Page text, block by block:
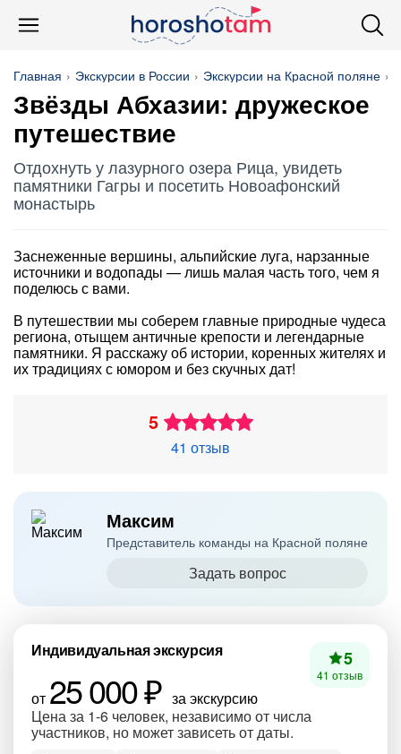
Главная Экскурсии в России Экскурсии на Красной поляне
Звёзды Абхазии: дружеское
путешествие
Отдохнуть у лазурного озера Рица, увидеть
памятники Гагры и посетить Новоафонский
монастырь
Заснеженные вершины, альпийские луга, нарзанные
источники и водопады — лишь малая часть того, чем я
поделюсь с вами.
В путешествии мы соберем главные природные чудеса
региона, отыщем античные крепости и легендарные
памятники. Я расскажу об истории, коренных жителях и
их традициях с юмором и без скучных дат!
5
41 отзыв
Максим
Представитель команды на Красной поляне
Задать вопрос
Индивидуальная экскурсия
от 25 000 ₽ за экскурсию
Цена за 1-6 человек, независимо от числа
участников, но может зависеть от даты.
5
41 отзыв